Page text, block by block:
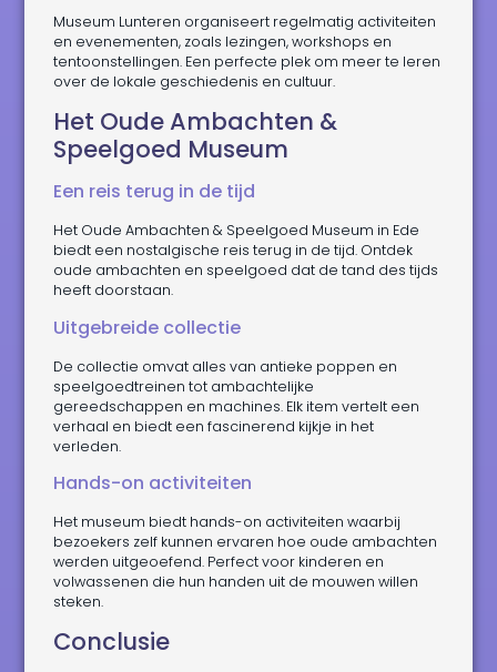
Museum Lunteren organiseert regelmatig activiteiten
en evenementen, zoals lezingen, workshops en
tentoonstellingen. Een perfecte plek om meer te leren
over de lokale geschiedenis en cultuur.
Het Oude Ambachten &
Speelgoed Museum
Een reis terug in de tijd
Het Oude Ambachten & Speelgoed Museum in Ede
biedt een nostalgische reis terug in de tijd. Ontdek
oude ambachten en speelgoed dat de tand des tijds
heeft doorstaan.
Uitgebreide collectie
De collectie omvat alles van antieke poppen en
speelgoedtreinen tot ambachtelijke
gereedschappen en machines. Elk item vertelt een
verhaal en biedt een fascinerend kijkje in het
verleden.
Hands-on activiteiten
Het museum biedt hands-on activiteiten waarbij
bezoekers zelf kunnen ervaren hoe oude ambachten
werden uitgeoefend. Perfect voor kinderen en
volwassenen die hun handen uit de mouwen willen
steken.
Conclusie